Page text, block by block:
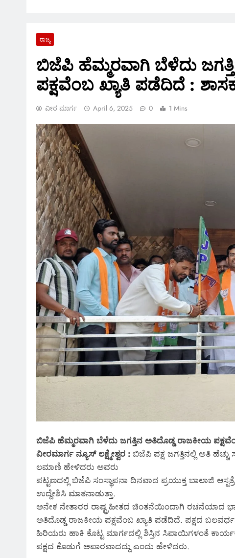
ರಾಜ್ಯ
ಬಿಜೆಪಿ ಹೆಮ್ಮರವಾಗಿ ಬೆಳೆದು
ಪಕ್ಷವೆಂಬ ಖ್ಯಾತಿ ಪಡೆದಿದೆ :
ವೀರ ಮಾರ್ಗ April 6, 2025 0 1 Mins
ಬಿಜೆಪಿ ಹೆಮ್ಮರವಾಗಿ ಬೆಳೆದು ಜಗತ್ತಿನ ಅತಿದೊಡ್ಡ ರಾಜಕೀಯ
ವೀರಮಾರ್ಗ ನ್ಯೂಸ್ ಲಕ್ಷ್ಮೇಶ್ವರ : ಬಿಜೆಪಿ ಪಕ್ಷ ಜಗತ್ತಿನಲ್ಲಿ ಅತಿ ಹೆಚ್ಚು
ಲಮಾಣಿ ಹೇಳಿದರು ಅವರು
ಪಟ್ಟಣದಲ್ಲಿ ಬಿಜೆಪಿ ಸಂಸ್ಥಾಪನಾ ದಿನವಾದ ಪ್ರಯುಕ್ತ ಬಾಲಾಜಿ
ಉದ್ದೇಶಿಸಿ ಮಾತನಾಡುತ್ತಾ.
ಅನೇಕ ನೇತಾರರ ರಾಷ್ಟ್ರಹೀತದ ಚಿಂತನೆಯಿಂದಾಗಿ ರಚನೆಯಾದ
ಅತಿದೊಡ್ಡ ರಾಜಕೀಯ ಪಕ್ಷವೆಂಬ ಖ್ಯಾತಿ ಪಡೆದಿದೆ. ಪಕ್ಷದ
ಹಿರಿಯರು ಹಾಕಿ ಕೊಟ್ಟ ಮಾರ್ಗದಲ್ಲಿ ಶಿಸ್ತಿನ ಸಿಪಾಯಿಗಳಂತೆ
ಪಕ್ಷದ ಕೊಡುಗೆ ಅಪಾರವಾದದ್ದು ಎಂದು ಹೇಳಿದರು.